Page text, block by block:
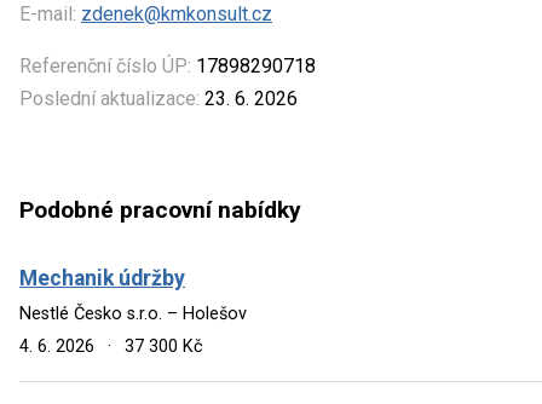
E-mail: zdenek@kmkonsult.cz
Referenční číslo ÚP: 17898290718
Poslední aktualizace: 23. 6. 2026
Podobné pracovní nabídky
Mechanik údržby
Nestlé Česko s.r.o. – Holešov
4. 6. 2026
· 37 300 Kč